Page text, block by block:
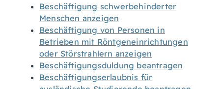
Beschäftigung schwerbehinderter
Menschen anzeigen
Beschäftigung von Personen in
Betrieben mit Röntgeneinrichtungen
oder Störstrahlern anzeigen
Beschäftigungsduldung beantragen
Beschäftigungserlaubnis für